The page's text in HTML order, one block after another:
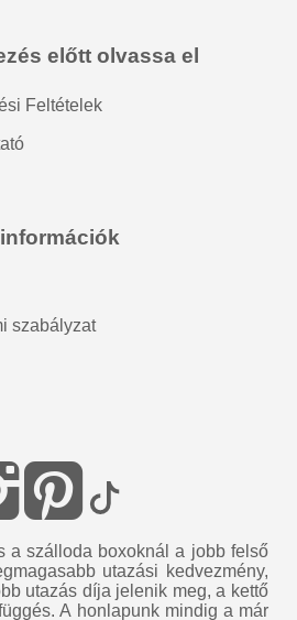
előtt olvassa el
Feltételek
szabályzat
a szálloda boxoknál a jobb felső
utazási kedvezmény,
utazás díja jelenik meg, a kettő
A honlapunk mindig a már